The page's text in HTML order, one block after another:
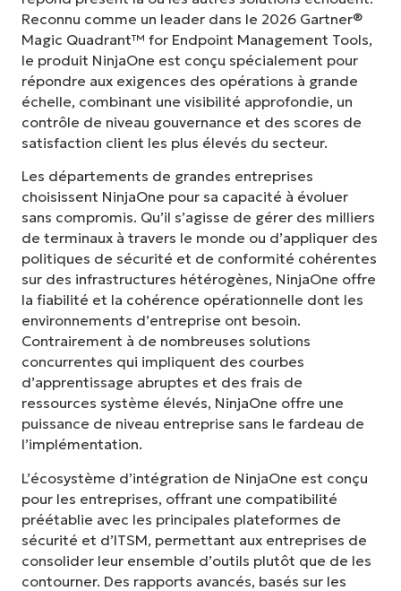
Reconnu comme un leader dans le 2026 Gartner®
Magic Quadrant™ for Endpoint Management Tools,
le produit NinjaOne est conçu spécialement pour
répondre aux exigences des opérations à grande
échelle, combinant une visibilité approfondie, un
contrôle de niveau gouvernance et des scores de
satisfaction client les plus élevés du secteur.
Les départements de grandes entreprises
choisissent NinjaOne pour sa capacité à évoluer
sans compromis. Qu’il s’agisse de gérer des milliers
de terminaux à travers le monde ou d’appliquer des
politiques de sécurité et de conformité cohérentes
sur des infrastructures hétérogènes, NinjaOne offre
la fiabilité et la cohérence opérationnelle dont les
environnements d’entreprise ont besoin.
Contrairement à de nombreuses solutions
concurrentes qui impliquent des courbes
d’apprentissage abruptes et des frais de
ressources système élevés, NinjaOne offre une
puissance de niveau entreprise sans le fardeau de
l’implémentation.
L’écosystème d’intégration de NinjaOne est conçu
pour les entreprises, offrant une compatibilité
préétablie avec les principales plateformes de
sécurité et d’ITSM, permettant aux entreprises de
consolider leur ensemble d’outils plutôt que de les
contourner. Des rapports avancés, basés sur les